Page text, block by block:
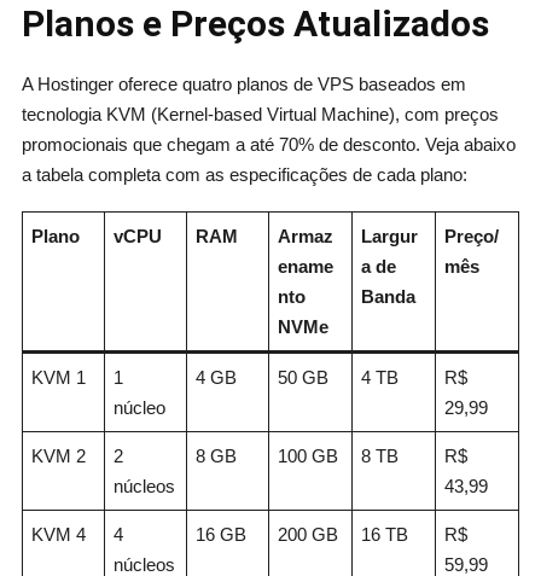
Planos e Preços Atualizados
A Hostinger oferece quatro planos de VPS baseados em
tecnologia KVM (Kernel-based Virtual Machine), com preços
promocionais que chegam a até 70% de desconto. Veja abaixo
a tabela completa com as especificações de cada plano:
Plano vCPU RAM
Armaz
ename
nto
NVMe
Largur
a de
Banda
Preço/
mês
KVM 1
1
núcleo
4 GB 50 GB 4 TB
R$
29,99
KVM 2
2
núcleos
8 GB 100 GB 8 TB
R$
43,99
KVM 4
4
núcleos
16 GB 200 GB 16 TB
R$
59,99